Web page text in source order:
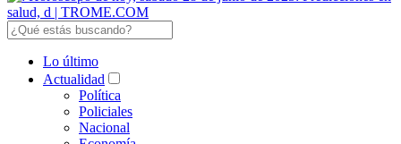
Lo último
Actualidad
Política
Policiales
Nacional